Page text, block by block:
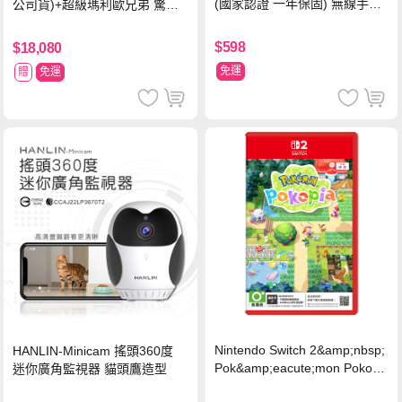
公司貨)+超級瑪利歐兄弟 驚奇
球 狂熱 中文版
$18,080
贈 免運
(國家認證 一年保固) 無線手持
黑色
$598
免運
HANLIN-Minicam 搖頭360度
迷你廣角監視器 貓頭鷹造型
Nintendo Switch 2&amp;nbsp;
Pok&amp;eacute;mon Pokopi